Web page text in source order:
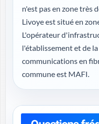
n'est pas en zone très
Livoye est situé en
L'opérateur
l'établissement et de
communications en
commune est MAFI.